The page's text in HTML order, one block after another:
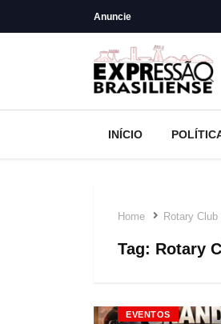
Anuncie
INÍCIO
Home Rotary
Tag: Rotary
EVENTOS